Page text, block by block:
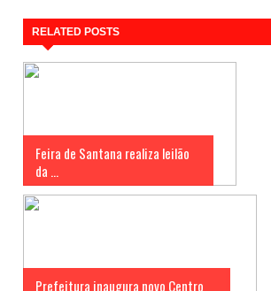
RELATED POSTS
Feira de Santana realiza leilão
da ...
Prefeitura inaugura novo Centro